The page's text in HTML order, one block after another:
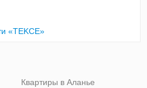
«TEKCE»
Квартиры в Аланье